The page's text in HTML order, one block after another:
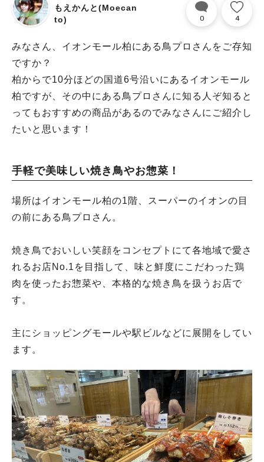
もえかんと(Moecan
to)
0 4
みなさん、イオンモール柏にある鳥プロさんをご存知
ですか？
柏からで10分ほどの国道6号沿いにあるイオンモール
柏ですが、その中にある鳥プロさんに知る人ぞ知ると
ってもおすすめの商品があるのでみなさんにご紹介し
たいと思います！
手軽で美味しい焼き鳥やお惣菜！
場所はイオンモール柏の1階、スーパーのイオンの目
の前にある鳥プロさん。
焼き鳥でおいしい笑顔をコンセプトにて各地域で愛さ
れるお店No.1を目指して、味と鮮度にこだわった鶏
肉を使ったお惣菜や、本格的な焼き鳥を扱うお店で
す。
主にショッピングモールや駅ビルなどに展開をしてい
ます。